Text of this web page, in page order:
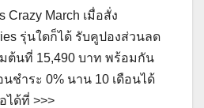
Crazy March เมื่อสั่ง
รุ่นใดก็ได้ รับคูปองส่วนลด
มต้นที่ 15,490 บาท พร้อมกัน
ชำระ 0% นาน 10 เดือนได้
ได้ที่ >>>